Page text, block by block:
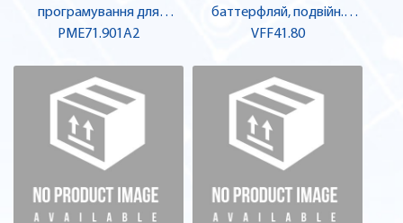
програмування для
LME71.000A2 | SIEMENS
PME71.901A2
баттерфляй, подвійн.
фланець, DN80 | SIEMENS
VFF41.80